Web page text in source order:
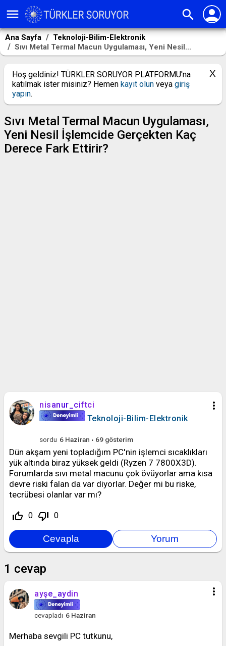
menu search person
Ana Sayfa
Teknoloji-Bilim-Elektronik
Sıvı Metal Termal Macun Uygulaması, Yeni Nesil...
Hoş geldiniz! TÜRKLER SORUYOR PLATFORMU'na
katılmak ister misiniz? Hemen kayıt olun veya giriş
yapın.
Sıvı Metal Termal Macun Uygulaması,
Yeni Nesil İşlemcide Gerçekten Kaç
Derece Fark Ettirir?
more_vert
nisanur_ciftci
Teknoloji-Bilim-Elektronik
sordu 6 Haziran 69gösterim
Dün akşam yeni topladığım PC'nin işlemci sıcaklıkları
yük altında biraz yüksek geldi (Ryzen 7 7800X3D).
Forumlarda sıvı metal macunu çok övüyorlar ama kısa
devre riski falan da var diyorlar. Değer mi bu riske,
tecrübesi olanlar var mı?
thumb_up_off_alt 0 thumb_down_off_alt 0
1 cevap
more_vert
ayşe_aydin
cevapladı 6 Haziran
Merhaba sevgili PC tutkunu,